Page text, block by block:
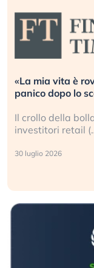
«La mia vita è
panico dopo lo
Il crollo della
investitori retail
30 luglio 2026